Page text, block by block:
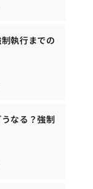
執行までの
なる？強制